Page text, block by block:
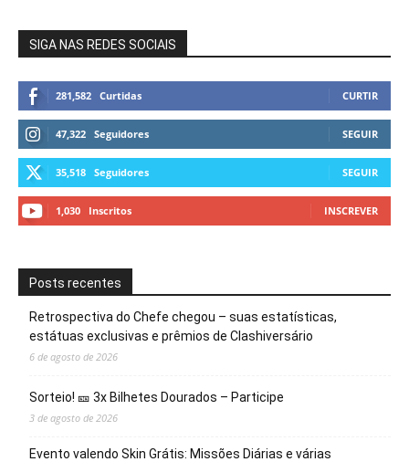
SIGA NAS REDES SOCIAIS
281,582 Curtidas CURTIR
47,322 Seguidores SEGUIR
35,518 Seguidores SEGUIR
1,030 Inscritos INSCREVER
Posts recentes
Retrospectiva do Chefe chegou – suas estatísticas,
estátuas exclusivas e prêmios de Clashiversário
6 de agosto de 2026
Sorteio! 🎫 3x Bilhetes Dourados – Participe
3 de agosto de 2026
Evento valendo Skin Grátis: Missões Diárias e várias